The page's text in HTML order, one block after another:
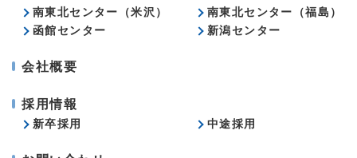
南東北センター（米沢）
南東北センター（福島）
函館センター
新潟センター
会社概要
採用情報
新卒採用 中途採用